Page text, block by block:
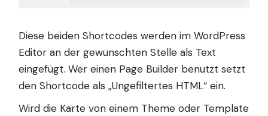
Diese beiden Shortcodes werden im WordPress
Editor an der gewünschten Stelle als Text
eingefügt. Wer einen Page Builder benutzt setzt
den Shortcode als „Ungefiltertes HTML“ ein.
Wird die Karte von einem Theme oder Template